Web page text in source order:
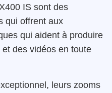
IS sont des
qui offrent aux
qui aident à produire
et des vidéos en toute
leurs zooms